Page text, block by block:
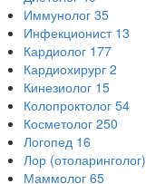
Иммунолог 35
Инфекционист 13
Кардиолог 177
Кардиохирург 2
Кинезиолог 15
Колопроктолог 54
Косметолог 250
Логопед 16
Лор (отоларинголог)
Маммолог 65